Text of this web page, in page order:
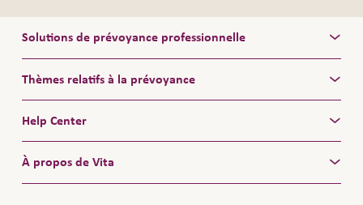
Solutions de prévoyance professionnelle
Thèmes relatifs à la prévoyance
Help Center
À propos de Vita